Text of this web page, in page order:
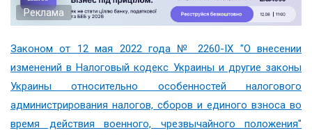
Реклама
Законом от 12 мая 2022 года № 2260-ІХ "О внесении
изменений в Налоговый кодекс Украины и другие законы
Украины относительно особенностей налогового
администрирования налогов, сборов и единого взноса во
время действия военного, чрезвычайного положения"